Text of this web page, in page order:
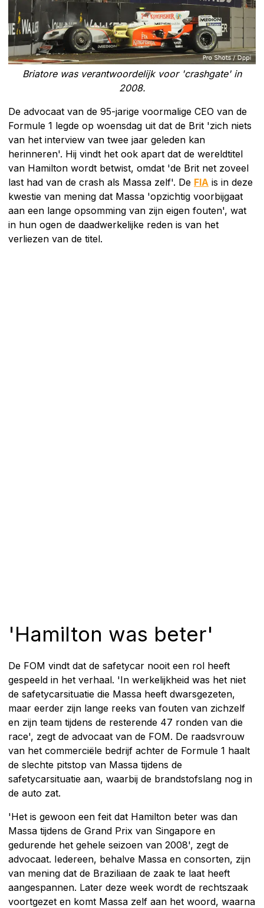
Briatore was verantwoordelijk voor 'crashgate' in
2008.
De advocaat van de 95-jarige voormalige CEO van de
Formule 1 legde op woensdag uit dat de Brit 'zich niets
van het interview van twee jaar geleden kan
herinneren'. Hij vindt het ook apart dat de wereldtitel
van Hamilton wordt betwist, omdat 'de Brit net zoveel
last had van de crash als Massa zelf'. De FIA is in deze
kwestie van mening dat Massa 'opzichtig voorbijgaat
aan een lange opsomming van zijn eigen fouten', wat
in hun ogen de daadwerkelijke reden is van het
verliezen van de titel.
'Hamilton was beter'
De FOM vindt dat de safetycar nooit een rol heeft
gespeeld in het verhaal. 'In werkelijkheid was het niet
de safetycarsituatie die Massa heeft dwarsgezeten,
maar eerder zijn lange reeks van fouten van zichzelf
en zijn team tijdens de resterende 47 ronden van die
race', zegt de advocaat van de FOM. De raadsvrouw
van het commerciële bedrijf achter de Formule 1 haalt
de slechte pitstop van Massa tijdens de
safetycarsituatie aan, waarbij de brandstofslang nog in
de auto zat.
'Het is gewoon een feit dat Hamilton beter was dan
Massa tijdens de Grand Prix van Singapore en
gedurende het gehele seizoen van 2008', zegt de
advocaat. Iedereen, behalve Massa en consorten, zijn
van mening dat de Braziliaan de zaak te laat heeft
aangespannen. Later deze week wordt de rechtszaak
voortgezet en komt Massa zelf aan het woord, waarna